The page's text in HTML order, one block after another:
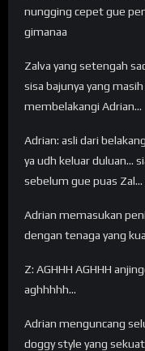
nungging cepet gue
gimanaa
Zalva yang setengah
sisa bajunya yang
membelakangi Adrian…
Adrian: asli dari
ya udh keluar duluan…
sebelum gue puas
Adrian memasukan
dengan tenaga yang
Z: AGHHH AGHHH
aghhhhh…
Adrian menguncang
doggy style yang